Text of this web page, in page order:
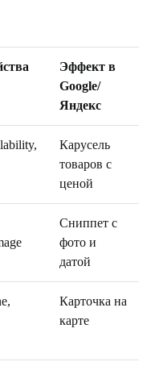
Эффект в
Google/
Яндекс
Карусель
товаров с
ценой
Сниппет с
фото и
датой
Карточка на
карте